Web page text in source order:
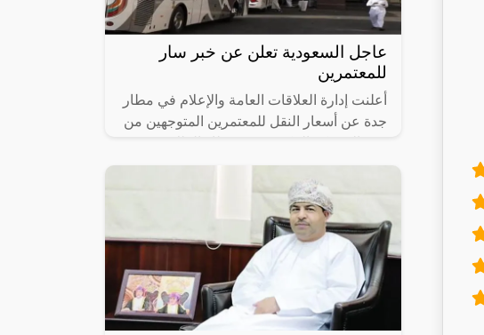
عاجل السعودية تعلن عن خبر سار
للمعتمرين
أعلنت إدارة العلاقات العامة والإعلام في مطار
جدة عن أسعار النقل للمعتمرين المتوجهين من
العزيز، والتي تعد من أقل الأسعار